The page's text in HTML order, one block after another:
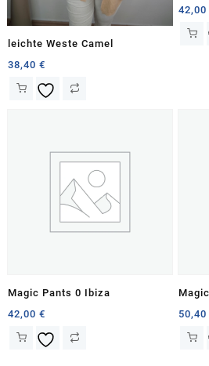
leichte Weste Camel
38,40 €
Magic Pants 0 Ibiza
42,00 €